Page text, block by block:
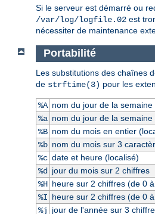
Si le serveur est démarré ou
/var/log/logfile.02 est
nécessiter de maintenance
Portabilité
Les substitutions des chaînes
de strftime(3) pour les
%A nom du jour de la
%a nom du jour de la
%B nom du mois en entier
%b nom du mois sur 3
%c date et heure (localisé)
%d
jour du mois sur 2 chiffres
%H heure sur 2 chiffres (de 0
%I heure sur 2 chiffres (de 0
%j
jour de l'année sur 3